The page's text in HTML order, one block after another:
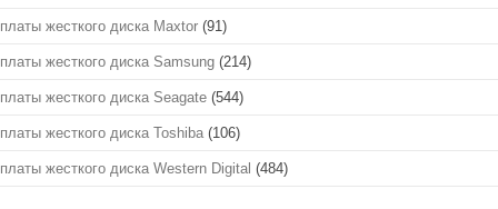
платы жесткого диска Maxtor (91)
платы жесткого диска Samsung (214)
платы жесткого диска Seagate (544)
платы жесткого диска Toshiba (106)
платы жесткого диска Western Digital (484)